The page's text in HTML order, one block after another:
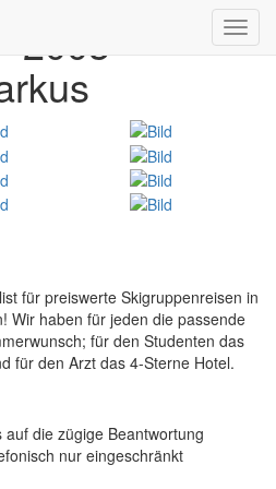
2003
für preiswerte Skigruppenreisen in
Wir haben für jeden die passende
für den Studenten das
für den Arzt das 4-Sterne Hotel.
die zügige Beantwortung
nur eingeschränkt